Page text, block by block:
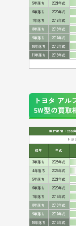
5年落ち
2021年式
6年落ち
2020年式
7年落ち
2019年式
8年落ち
2018年式
9年落ち
2017年式
10年落ち
2016年式
11年落ち
2015年式
トヨタ アル
5W型の買取
集計期間：2026
トヨ
経年 年式
3年落ち 2023年式
4年落ち
2022年式
5年落ち
2021年式
6年落ち
2020年式
7年落ち
2019年式
8年落ち
2018年式
9年落ち
2017年式
10年落ち
2016年式